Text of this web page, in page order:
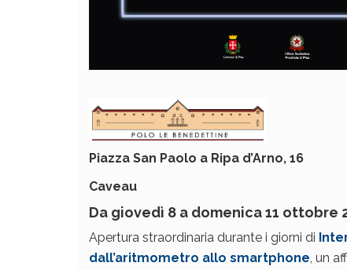
Piazza San Paolo a Ripa d’Arno, 16
Caveau
Da giovedì 8 a domenica 11 ottobre
Apertura straordinaria durante i giorni di
dall’aritmometro allo smartphone, un